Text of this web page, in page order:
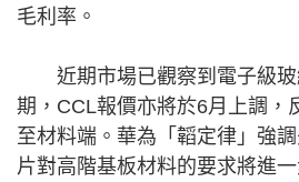
毛利率。
近期市場已觀察到電子級玻
期，CCL報價亦將於6月上調，
至材料端。華為「韜定律」強
片對高階基板材料的要求將進